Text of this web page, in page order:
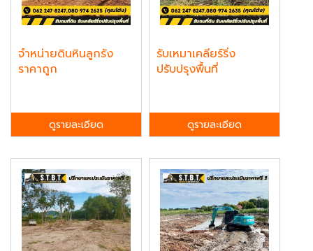
จำหน่ายดินหินลูกรัง
ราคาถูก
ดูรายละเอียด
รับเหมาเคลียร์ริ่ง
ปรับปรุงพื้นที่
ดูรายละเอียด